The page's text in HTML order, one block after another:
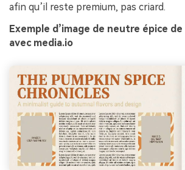
afin qu’il reste premium, pas criard.
Exemple d’image de neutre épice
avec media.io